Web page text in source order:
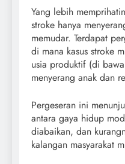
Yang lebih
stroke hanya
memudar. Terdapat
di mana kasus stroke
usia produktif (di
menyerang anak dan
Pergeseran ini
antara gaya hidup
diabaikan, dan
kalangan masyarakat